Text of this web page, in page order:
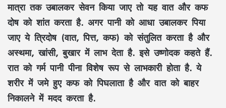
मात्रा तक उबालकर सेवन किया जाए तो यह वात और कफ
दोष को शांत करता है. अगर पानी को आधा उबालकर पिया
जाए ये त्रिदोष (वात, पित्त, कफ) को संतुलित करता है और
अस्थमा, खांसी, बुखार में लाभ देता है. इसे उष्णोदक कहते हैं.
रात को गर्म पानी पीना विशेष रूप से लाभकारी होता है. ये
शरीर में जमे हुए कफ को पिघलाता है और वात को बाहर
निकालने में मदद करता है.